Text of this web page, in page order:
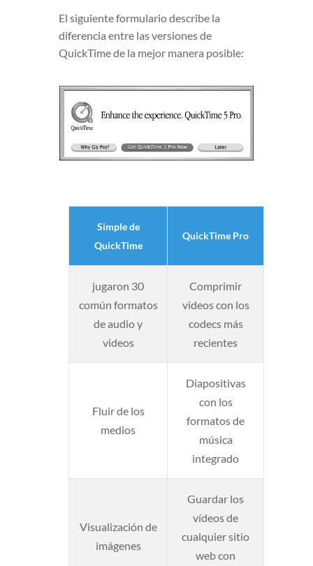
El siguiente formulario describe la
diferencia entre las versiones de
QuickTime de la mejor manera posible:
Simple de
QuickTime
QuickTime Pro
jugaron 30
común formatos
de audio y
videos
Comprimir
videos con los
codecs más
recientes
Fluir de los
medios
Diapositivas
con los
formatos de
música
integrado
Visualización de
imágenes
Guardar los
vídeos de
cualquier sitio
web con